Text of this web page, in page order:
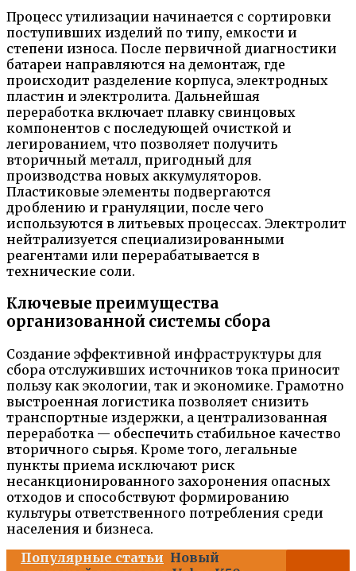
Процесс утилизации начинается с сортировки
поступивших изделий по типу, емкости и
степени износа. После первичной диагностики
батареи направляются на демонтаж, где
происходит разделение корпуса, электродных
пластин и электролита. Дальнейшая
переработка включает плавку свинцовых
компонентов с последующей очисткой и
легированием, что позволяет получить
вторичный металл, пригодный для
производства новых аккумуляторов.
Пластиковые элементы подвергаются
дроблению и грануляции, после чего
используются в литьевых процессах. Электролит
нейтрализуется специализированными
реагентами или перерабатывается в
технические соли.
Ключевые преимущества
организованной системы сбора
Создание эффективной инфраструктуры для
сбора отслуживших источников тока приносит
пользу как экологии, так и экономике. Грамотно
выстроенная логистика позволяет снизить
транспортные издержки, а централизованная
переработка — обеспечить стабильное качество
вторичного сырья. Кроме того, легальные
пункты приема исключают риск
несанкционированного захоронения опасных
отходов и способствуют формированию
культуры ответственного потребления среди
населения и бизнеса.
Популярные статьи Новый